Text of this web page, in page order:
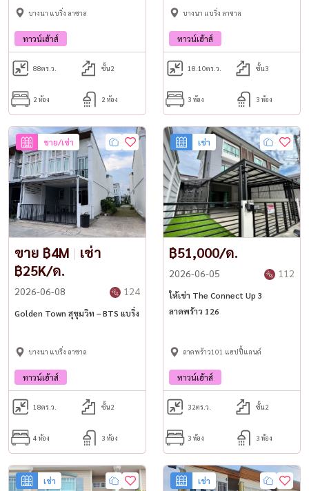
บางนา แบริ่ง ลาซาล
ทาวน์เฮ้าส์
88ตร.ว. ชั้น2
2 ห้อง 2 ห้อง
บางนา แบริ่ง ลาซาล
ทาวน์เฮ้าส์
18.10ตร.ว. ชั้น3
3 ห้อง 3 ห้อง
ขาย/เช่า
ขาย ฿4M | เช่า
฿25K/ด.
2026-06-08 124
Golden Town สุขุมวิท – BTS แบริ่ง
บางนา แบริ่ง ลาซาล
ทาวน์เฮ้าส์
18ตร.ว. ชั้น2
4 ห้อง 3 ห้อง
เช่า
฿51,000/ด.
2026-06-05 112
ให้เช่า The Connect Up 3
ลาดพร้าว 126
ลาดพร้าว101 แฮปปี้แลนด์
ทาวน์เฮ้าส์
32ตร.ว. ชั้น2
3 ห้อง 3 ห้อง
เช่า เช่า